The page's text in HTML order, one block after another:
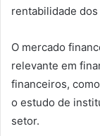
rentabilidade
O mercado
relevante em
financeiros,
o estudo de
setor.